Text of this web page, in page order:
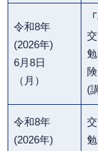
令和8年
(2026年)
6月8日
（月）
(
令和8年
(2026年)